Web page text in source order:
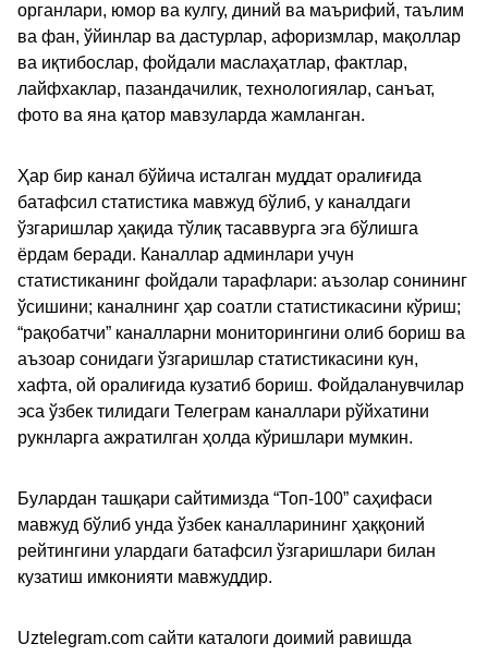
органлари, юмор ва кулгу, диний ва маърифий, таълим
ва фан, ўйинлар ва дастурлар, афоризмлар, мақоллар
ва иқтибослар, фойдали маслаҳатлар, фактлар,
лайфхаклар, пазандачилик, технологиялар, санъат,
фото ва яна қатор мавзуларда жамланган.
Ҳар бир канал бўйича исталган муддат оралиғида
батафсил статистика мавжуд бўлиб, у каналдаги
ўзгаришлар ҳақида тўлиқ тасаввурга эга бўлишга
ёрдам беради. Каналлар админлари учун
статистиканинг фойдали тарафлари: аъзолар сонининг
ўсишини; каналнинг ҳар соатли статистикасини кўриш;
“рақобатчи” каналларни мониторингини олиб бориш ва
аъзоар сонидаги ўзгаришлар статистикасини кун,
хафта, ой оралиғида кузатиб бориш. Фойдаланувчилар
эса ўзбек тилидаги Телеграм каналлари рўйхатини
рукнларга ажратилган ҳолда кўришлари мумкин.
Булардан ташқари сайтимизда “Топ-100” саҳифаси
мавжуд бўлиб унда ўзбек каналларининг ҳаққоний
рейтингини улардаги батафсил ўзгаришлари билан
кузатиш имконияти мавжуддир.
Uztelegram.com сайти каталоги доимий равишда